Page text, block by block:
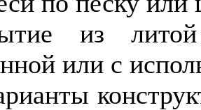
из
или с